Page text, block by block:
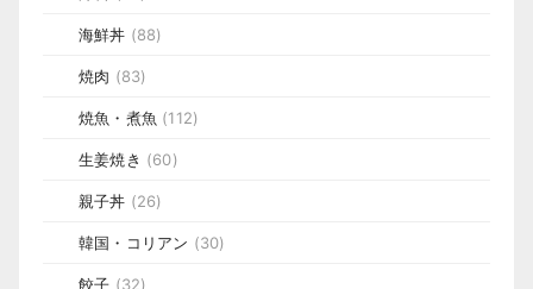
海鮮丼 (88)
焼肉 (83)
焼魚・煮魚 (112)
生姜焼き (60)
親子丼 (26)
韓国・コリアン (30)
餃子 (32)